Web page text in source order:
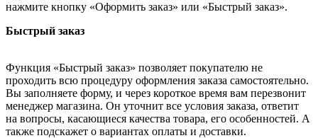
нажмите кнопку «Оформить заказ» или «Быстрый заказ».
Быстрый заказ
Функция «Быстрый заказ» позволяет покупателю не
проходить всю процедуру оформления заказа самостоятельно.
Вы заполняете форму, и через короткое время вам перезвонит
менеджер магазина. Он уточнит все условия заказа, ответит
на вопросы, касающиеся качества товара, его особенностей. А
также подскажет о вариантах оплаты и доставки.